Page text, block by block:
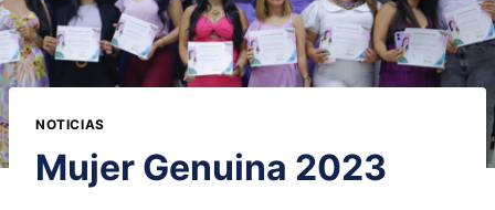
NOTICIAS
Mujer Genuina 2023